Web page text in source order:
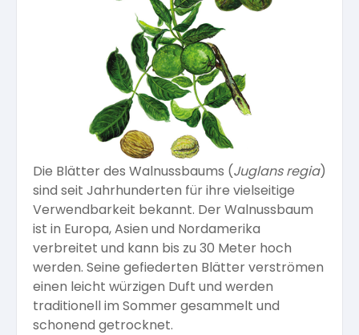
Essen & Trinken
Ätherische Öle
Hautsalben
Kräuter-Auszüge
Vereinsgründer Pfarrer Rauscher
Veranstaltungsberichte
Seminare mit Kräuterpfarrer Benedikt
Kräuterwanderungen
Kräuterpfarrer-Zentrum
Kloster- und Kräuterladen
Unser Zentrum
Beratungsdienst
Kräutergarten
Angebote für Gruppen
Freunde der Heilkräuter
Vereinsvorstellung
Vereinsvorteile
Mitglied werden!
Unser Naturladen
Die Blätter des Walnussbaums (Juglans regia)
sind seit Jahrhunderten für ihre vielseitige
Verwendbarkeit bekannt. Der Walnussbaum
ist in Europa, Asien und Nordamerika
verbreitet und kann bis zu 30 Meter hoch
werden. Seine gefiederten Blätter verströmen
einen leicht würzigen Duft und werden
traditionell im Sommer gesammelt und
schonend getrocknet.